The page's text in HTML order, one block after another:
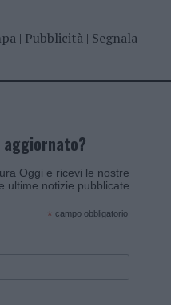
| Pubblicità| Segnala
aggiornato?
Oggi e ricevi le nostre
ultime notizie pubblicate
* campo obbligatorio